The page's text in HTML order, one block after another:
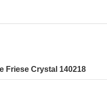
Friese Crystal 140218